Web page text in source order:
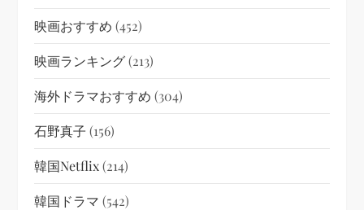
映画おすすめ (452)
映画ランキング(213)
海外ドラマおすすめ (304)
石野真子 (156)
韓国netflix(214)
韓国ドラマ (542)